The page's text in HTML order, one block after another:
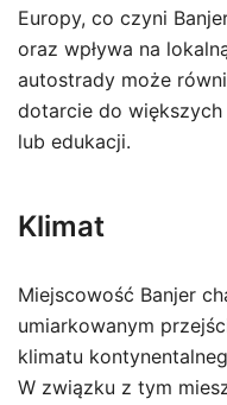
Europy, co czyni
oraz wpływa na
autostrady może
dotarcie do
lub edukacji.
Klimat
Miejscowość Banjer
umiarkowanym
klimatu
W związku z tym